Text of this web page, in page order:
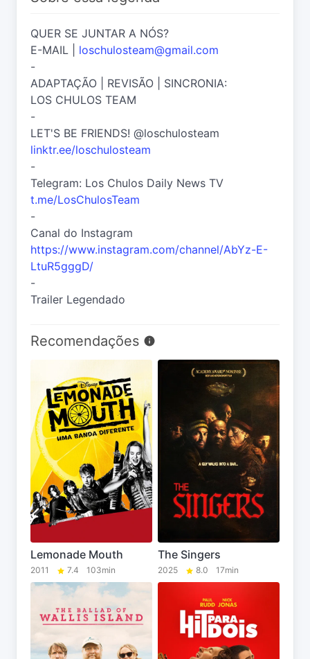
QUER SE JUNTAR A NÓS?
E-MAIL | loschulosteam@gmail.com
-
ADAPTAÇÃO | REVISÃO | SINCRONIA:
LOS CHULOS TEAM
-
LET'S BE FRIENDS! @loschulosteam
linktr.ee/loschulosteam
-
Telegram: Los Chulos Daily News TV
t.me/LosChulosTeam
-
Canal do Instagram
https://www.instagram.com/channel/AbYz-E-
LtuR5gggD/
-
Trailer Legendado
Recomendações
Lemonade Mouth
2011 7.4 103min
The Singers
2025 8.0 17min